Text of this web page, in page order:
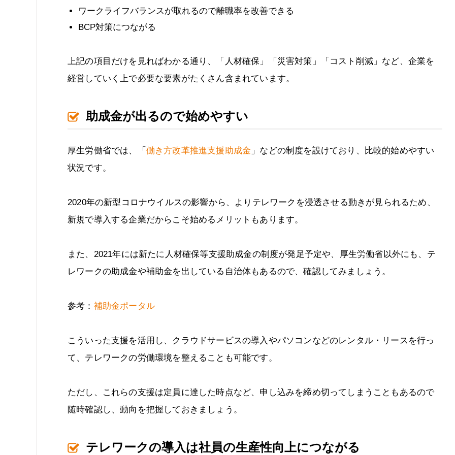
ワークライフバランスが取れるので離職率を改善できる
BCP対策につながる
上記の項目だけを見ればわかる通り、「人材確保」「災害対策」「コスト削減」など、企業を
経営していく上で必要な要素がたくさん含まれています。
助成金が出るので始めやすい
厚生労働省では、「 働き方改革推進支援助成金 」などの制度を設けており、比較的始めやすい
状況です。
2020年の新型コロナウイルスの影響から、よりテレワークを浸透させる動きが見られるため、
新規で導入する企業だからこそ始めるメリットもあります。
また、2021年には新たに人材確保等支援助成金の制度が発足予定や、厚生労働省以外にも、テ
レワークの助成金や補助金を出している自治体もあるので、確認してみましょう。
参考： 補助金ポータル
こういった支援を活用し、クラウドサービスの導入やパソコンなどのレンタル・リースを行っ
て、テレワークの労働環境を整えることも可能です。
ただし、これらの支援は定員に達した時点など、申し込みを締め切ってしまうこともあるので
随時確認し、動向を把握しておきましょう。
テレワークの導入は社員の生産性向上につながる